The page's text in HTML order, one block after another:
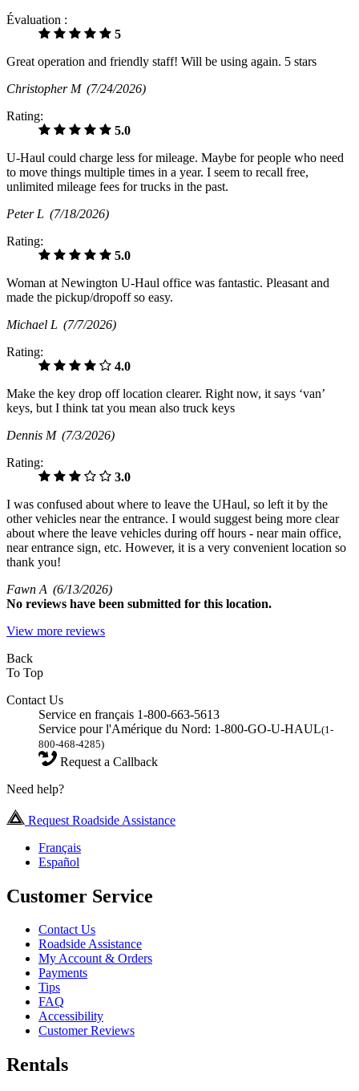
Évaluation :
5
Great operation and friendly staff! Will be using again. 5 stars
Christopher M (7/24/2026)
Rating:
5.0
U-Haul could charge less for mileage. Maybe for people who need
to move things multiple times in a year. I seem to recall free,
unlimited mileage fees for trucks in the past.
Peter L (7/18/2026)
Rating:
5.0
Woman at Newington U-Haul office was fantastic. Pleasant and
made the pickup/dropoff so easy.
Michael L (7/7/2026)
Rating:
4.0
Make the key drop off location clearer. Right now, it says ‘van’
keys, but I think tat you mean also truck keys
Dennis M (7/3/2026)
Rating:
3.0
I was confused about where to leave the UHaul, so left it by the
other vehicles near the entrance. I would suggest being more clear
about where the leave vehicles during off hours - near main office,
near entrance sign, etc. However, it is a very convenient location so
thank you!
Fawn A (6/13/2026)
No reviews have been submitted for this location.
View more reviews
Back
To Top
Contact Us
Service en français 1-800-663-5613
Service pour l'Amérique du Nord: 1-800-GO-U-HAUL(1-
800-468-4285)
Request a Callback
Need help?
Request Roadside Assistance
Français
Español
Customer Service
Contact Us
Roadside Assistance
My Account & Orders
Payments
Tips
FAQ
Accessibility
Customer Reviews
Rentals